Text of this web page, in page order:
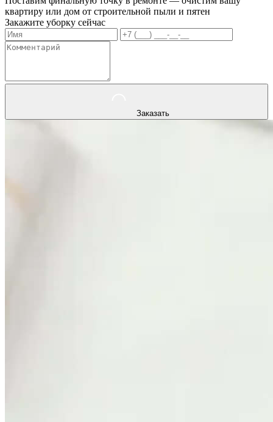
квартиру или дом от строительной пыли и пятен
Закажите уборку сейчас
Заказать